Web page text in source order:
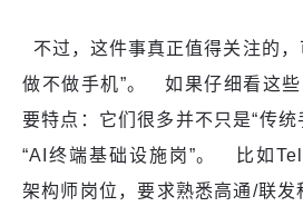
不过，这件事真正值得关注的，
做不做手机”。 如果仔细看这
要特点：它们很多并不只是“传统
“AI终端基础设施岗”。 比如
架构师岗位，要求熟悉高通/联发